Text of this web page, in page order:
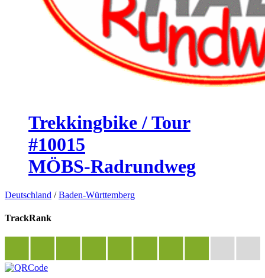
Trekkingbike / Tour
#10015
MÖBS-Radrundweg
Deutschland /Baden-Württemberg
TrackRank